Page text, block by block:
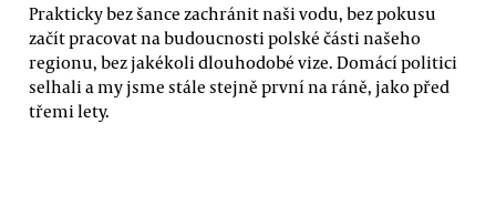
Prakticky bez šance zachránit naši vodu, bez pokusu
začít pracovat na budoucnosti polské části našeho
regionu, bez jakékoli dlouhodobé vize. Domácí politici
selhali a my jsme stále stejně první na ráně, jako před
třemi lety.